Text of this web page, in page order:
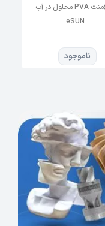
فیلامنت eSUN Silk PLA
ناموجود